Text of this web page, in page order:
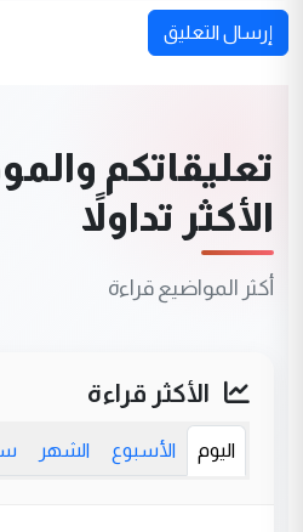
إرسال التعليق
تعليقاتكم
الأكثر تداولاً
أكثر المواضيع قراءة
الأكثر قراءة
اليوم الأسبوع الشهر